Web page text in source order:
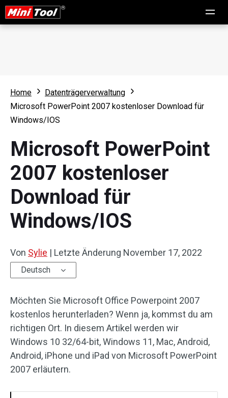
Home
Datenträgerverwaltung
Microsoft PowerPoint 2007 kostenloser Download für
Windows/IOS
Microsoft PowerPoint
2007 kostenloser
Download für
Windows/IOS
Von Sylie | Letzte Änderung November 17, 2022
Deutsch
Möchten Sie Microsoft Office Powerpoint 2007
kostenlos herunterladen? Wenn ja, kommst du am
richtigen Ort. In diesem Artikel werden wir
Windows 10 32/64-bit, Windows 11, Mac, Android,
Android, iPhone und iPad von Microsoft PowerPoint
2007 erläutern.